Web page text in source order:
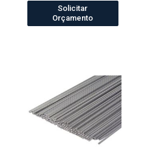
Solicitar
Orçamento